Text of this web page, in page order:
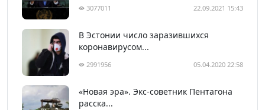
3077011 22.09.2021 15:43
В Эстонии число заразившихся
коронавирусом...
2991956 05.04.2020 22:58
«Новая эра». Экс-советник Пентагона
расска...